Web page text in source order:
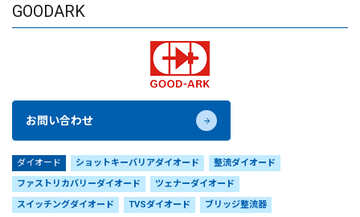
GOODARK
お問い合わせ
ダイオード ショットキーバリアダイオード
整流ダイオード
ファストリカバリーダイオード
ツェナーダイオード
スイッチングダイオード
TVSダイオード ブリッジ整流器